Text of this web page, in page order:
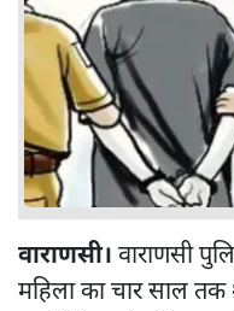
वाराणसी। वाराणसी
महिला का चार साल तक